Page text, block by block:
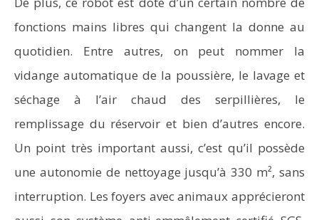
fonctions mains libres qui changent la donne au
quotidien. Entre autres, on peut nommer la
vidange automatique de la poussière, le lavage et
séchage à l’air chaud des serpillières, le
remplissage du réservoir et bien d’autres encore.
Un point très important aussi, c’est qu’il possède
une autonomie de nettoyage jusqu’à 330 m², sans
interruption. Les foyers avec animaux apprécieront